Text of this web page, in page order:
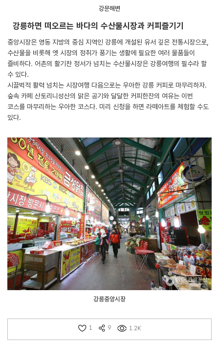
강문해변
강릉하면 떠오르는 바다의 수산물시장과 커피즐기기
중앙시장은 영동 지방의 중심 지역인 강릉에 개설된 유서 깊은 전통시장으로,
수산물을 비롯해 옛 시장의 정취가 풍기는 생활에 필요한 여러 물품들이
즐비하다. 어촌의 활기찬 정서가 넘치는 수산물시장은 강릉여행의 필수라 할
수 있다.
시끌벅적 활력 넘치는 시장여행 다음으로는 우아한 강릉 커피로 마무리하자.
숲속 카페 산토리니성산의 맑은 공기와 달달한 커피한잔의 여유는 이번
코스를 마무리하는 우아한 코스다. 미리 신청을 하면 라떼아트를 체험할 수도
있다.
강릉중앙시장
1 9 1.2K